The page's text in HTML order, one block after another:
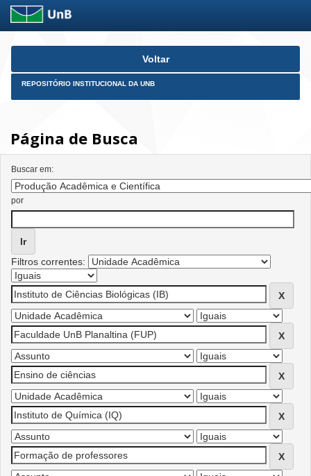
Skip
Voltar
REPOSITÓRIO INSTITUCIONAL DA UNB
Página de Busca
Buscar em:
por
Filtros correntes: